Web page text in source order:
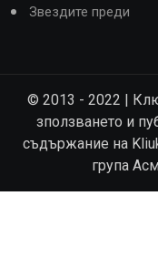
Звездите преди
© 2013 - 2022 |
зползването и
съдържание на
група